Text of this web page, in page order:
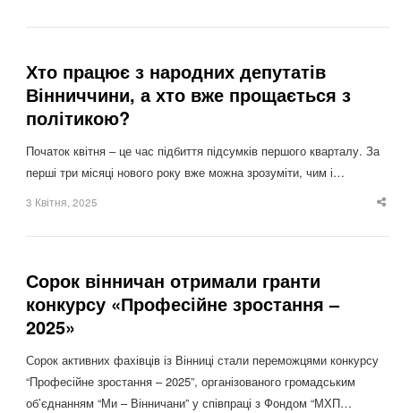
Хто працює з народних депутатів
Вінниччини, а хто вже прощається з
політикою?
Початок квітня – це час підбиття підсумків першого кварталу. За
перші три місяці нового року вже можна зрозуміти, чим і…
3 Квітня, 2025
Сорок вінничан отримали гранти
конкурсу «Професійне зростання –
2025»
Сорок активних фахівців із Вінниці стали переможцями конкурсу
“Професійне зростання – 2025”, організованого громадським
об’єднанням “Ми – Вінничани” у співпраці з Фондом “МХП…